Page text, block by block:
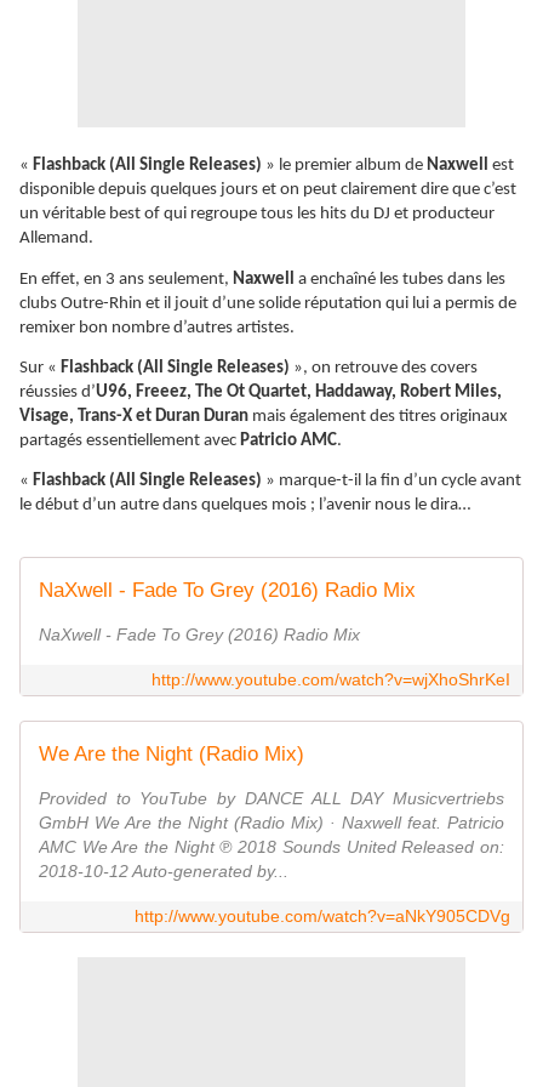
« Flashback (All Single Releases) » le premier album de Naxwell est
disponible depuis quelques jours et on peut clairement dire que c’est
un véritable best of qui regroupe tous les hits du DJ et producteur
Allemand.
En effet, en 3 ans seulement, Naxwell a enchaîné les tubes dans les
clubs Outre-Rhin et il jouit d’une solide réputation qui lui a permis de
remixer bon nombre d’autres artistes.
Sur « Flashback (All Single Releases) », on retrouve des covers
réussies d’U96, Freeez, The Ot Quartet, Haddaway, Robert Miles,
Visage, Trans-X et Duran Duran mais également des titres originaux
partagés essentiellement avec Patricio AMC.
« Flashback (All Single Releases) » marque-t-il la fin d’un cycle avant
le début d’un autre dans quelques mois ; l’avenir nous le dira…
NaXwell - Fade To Grey (2016) Radio Mix
NaXwell - Fade To Grey (2016) Radio Mix
http://www.youtube.com/watch?v=wjXhoShrKeI
We Are the Night (Radio Mix)
Provided to YouTube by DANCE ALL DAY Musicvertriebs
GmbH We Are the Night (Radio Mix) · Naxwell feat. Patricio
AMC We Are the Night ℗ 2018 Sounds United Released on:
2018-10-12 Auto-generated by...
http://www.youtube.com/watch?v=aNkY905CDVg